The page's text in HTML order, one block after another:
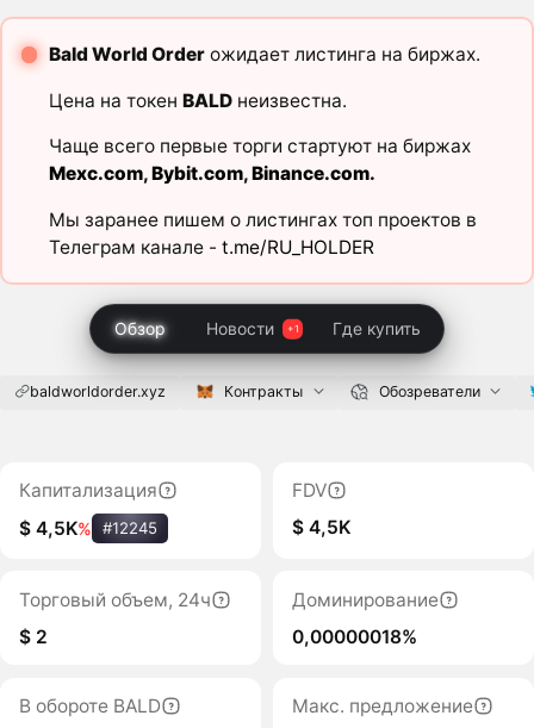
Bald World Orderожидает листинга на биржах.
Цена на токен BALDнеизвестна.
Чаще всего первые торги стартуют на биржах
Mexc.com,Bybit.com,Binance.com.
Мы заранее пишем о листингах топ проектов в
Телеграм канале - t.me/RU_HOLDER
Обзор Новости Где купить
baldworldorder.xyz Контракты Обозреватели
Капитализация
$ 4,5K% #12245
FDV
$ 4,5K
Торговый объем, 24ч
$ 2
Доминирование
0,00000018%
В обороте BALD
Макс. предложение